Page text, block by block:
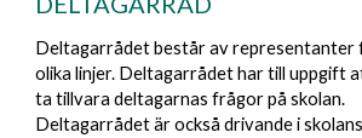
Deltagarrådet består av representanter
olika linjer. Deltagarrådet har till uppgift
ta tillvara deltagarnas frågor på skolan.
Deltagarrådet är också drivande i skolans